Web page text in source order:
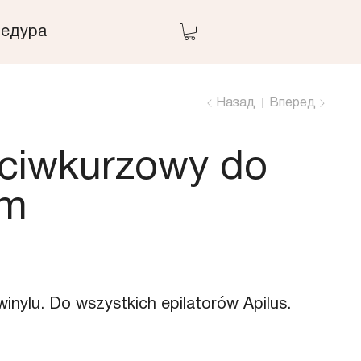
Назад Вперед
do
Do wszystkich epilatorów Apilus.